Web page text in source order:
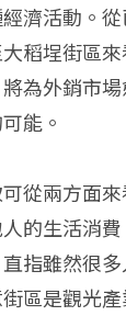
濟活動。
稻埕街區
為外銷市
能。
從兩方面
的生活消
指雖然很
區是觀光